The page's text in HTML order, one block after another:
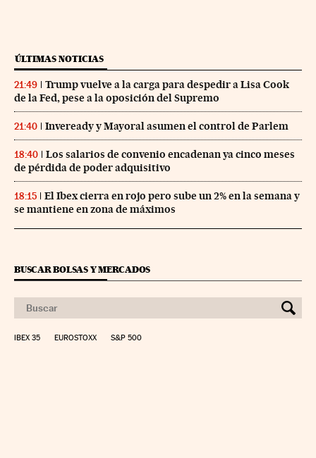
ÚLTIMAS NOTICIAS
21:49
Trump vuelve a la carga para despedir a Lisa Cook
de la Fed, pese a la oposición del Supremo
21:40 Inveready y Mayoral asumen el control de Parlem
18:40
Los salarios de convenio encadenan ya cinco meses
de pérdida de poder adquisitivo
18:15
El Ibex cierra en rojo pero sube un 2% en la semana y
se mantiene en zona de máximos
BUSCAR BOLSAS Y MERCADOS
IBEX 35 EUROSTOXX S&P 500